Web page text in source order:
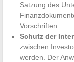
Satzung des
Vorschriften.
Schutz der
zwischen
werden. Der